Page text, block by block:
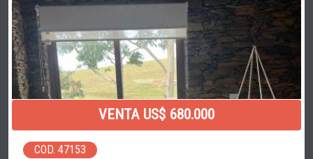
VENTA US$ 680.000
COD. 47153